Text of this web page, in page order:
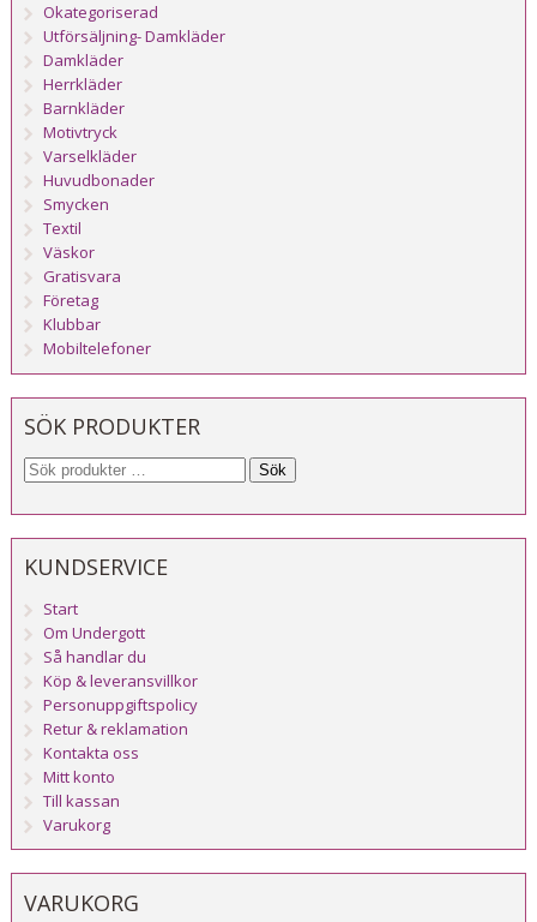
Okategoriserad
Utförsäljning- Damkläder
Damkläder
Herrkläder
Barnkläder
Motivtryck
Varselkläder
Huvudbonader
Smycken
Textil
Väskor
Gratisvara
Företag
Klubbar
Mobiltelefoner
SÖK PRODUKTER
Sök
KUNDSERVICE
Start
Om Undergott
Så handlar du
Köp & leveransvillkor
Personuppgiftspolicy
Retur & reklamation
Kontakta oss
Mitt konto
Till kassan
Varukorg
VARUKORG